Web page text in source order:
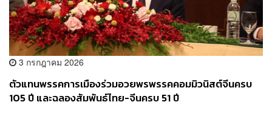
3 กรกฎาคม 2026
ตัวแทนพรรคการเมืองร่วมอวยพรพรรคคอมมิวนิสต์จีนครบ
105 ปี และฉลองสัมพันธ์ไทย-จีนครบ 51 ปี